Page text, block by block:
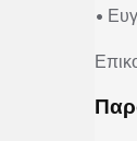
•